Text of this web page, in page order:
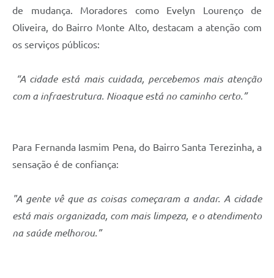
de mudança. Moradores como Evelyn Lourenço de
Oliveira, do Bairro Monte Alto, destacam a atenção com
os serviços públicos:
“A cidade está mais cuidada, percebemos mais atenção
com a infraestrutura. Nioaque está no caminho certo.”
Para Fernanda Iasmim Pena, do Bairro Santa Terezinha, a
sensação é de confiança:
"A gente vê que as coisas começaram a andar. A cidade
está mais organizada, com mais limpeza, e o atendimento
na saúde melhorou.”